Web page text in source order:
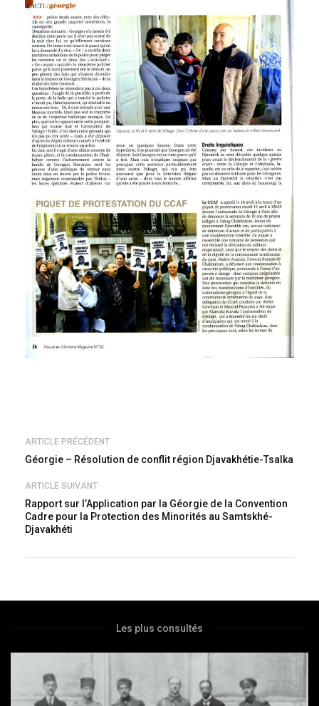
ARTICLE PRÉCÉDENT
Géorgie – Résolution de conflit région Djavakhétie-Tsalka
ARTICLE SUIVANT
Rapport sur l’Application par la Géorgie de la Convention
Cadre pour la Protection des Minorités au Samtskhé-
Djavakhéti
Les plus consultés